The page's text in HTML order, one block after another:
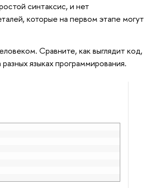
синтаксис, и нет
которые на первом этапе могут
Сравните, как выглядит код,
языках программирования.